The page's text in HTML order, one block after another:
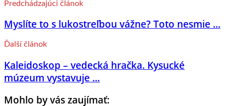
Predchádzajúci článok
Myslíte to s lukostreľbou vážne? Toto nesmie ...
Ďalší článok
Kaleidoskop – vedecká hračka. Kysucké
múzeum vystavuje ...
Mohlo by vás zaujímať: